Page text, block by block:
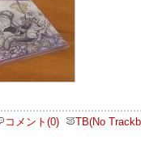
コメント(0) TB(No